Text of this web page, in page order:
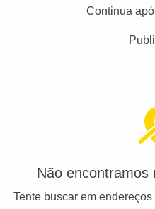
Continua
Não encontramos
Tente buscar em